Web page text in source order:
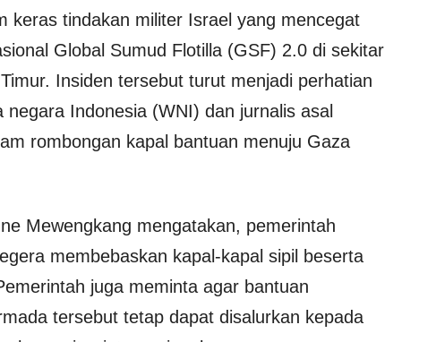
keras tindakan militer Israel yang mencegat
Global Sumud Flotilla (GSF) 2.0 di sekitar
Insiden tersebut turut menjadi perhatian
Indonesia (WNI) dan jurnalis asal
rombongan kapal bantuan menuju Gaza
Mewengkang mengatakan, pemerintah
membebaskan kapal-kapal sipil beserta
juga meminta agar bantuan
tersebut tetap dapat disalurkan kepada